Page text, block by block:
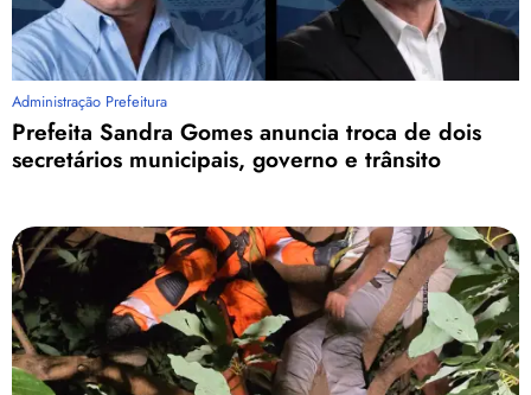
Administração Prefeitura
Prefeita Sandra Gomes anuncia troca de dois
secretários municipais, governo e trânsito